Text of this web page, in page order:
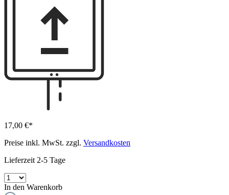
17,00 €*
Preise inkl. MwSt. zzgl. Versandkosten
Lieferzeit 2-5 Tage
In den Warenkorb